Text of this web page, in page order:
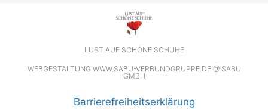
LUST AUF SCHÖNE SCHUHE
WEBGESTALTUNG WWW.SABU-VERBUNDGRUPPE.DE@ SABU
GMBH
Barrierefreiheitserklärung